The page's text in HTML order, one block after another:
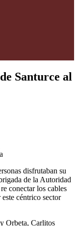
Santurce al
disfrutaban su
de la Autoridad
conectar los cables
céntrico sector
Orbeta, Carlitos